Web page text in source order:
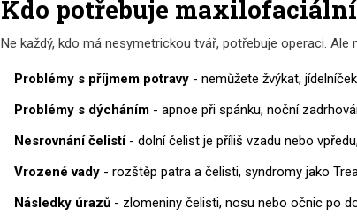
Kdo potřebuje
Ne každý, kdo má nesymetrickou tvář, potřebuje operaci. Ale
Problémy s příjmem potravy - nemůžete žvýkat,
Problémy s dýcháním - apnoe při spánku, noční
Nesrovnání čelistí- dolní čelist je příliš vzadu nebo
Vrozené vady - rozštěp patra a čelisti, syndromy jako
Následky úrazů - zlomeniny čelisti, nosu nebo očnic po